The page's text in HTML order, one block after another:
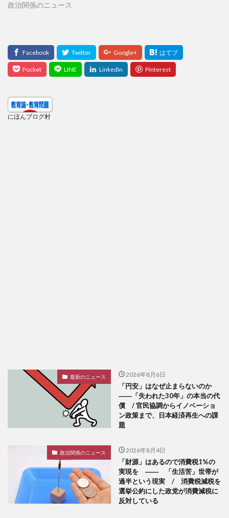
政治関係のニュース
にほんブログ村
最新のニュース 2026年8月6日
「円安」はなぜ止まらないのか
――「失われた30年」の本当の代
償 / 官民協調からイノベーショ
ン政策まで、日本経済再生への課
題
政治関係のニュース 2026年8月4日
「財源」はあるので消費税1%の
実現を ―― 「生活苦」世帯が
過半という現実 / 消費税減税を
選挙公約にした政党が消費減税に
反対している